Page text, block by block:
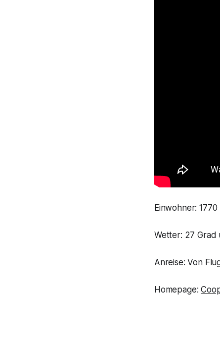
Einwohner: 1770
Wetter: 27 Grad
Anreise: Von
Homepage: